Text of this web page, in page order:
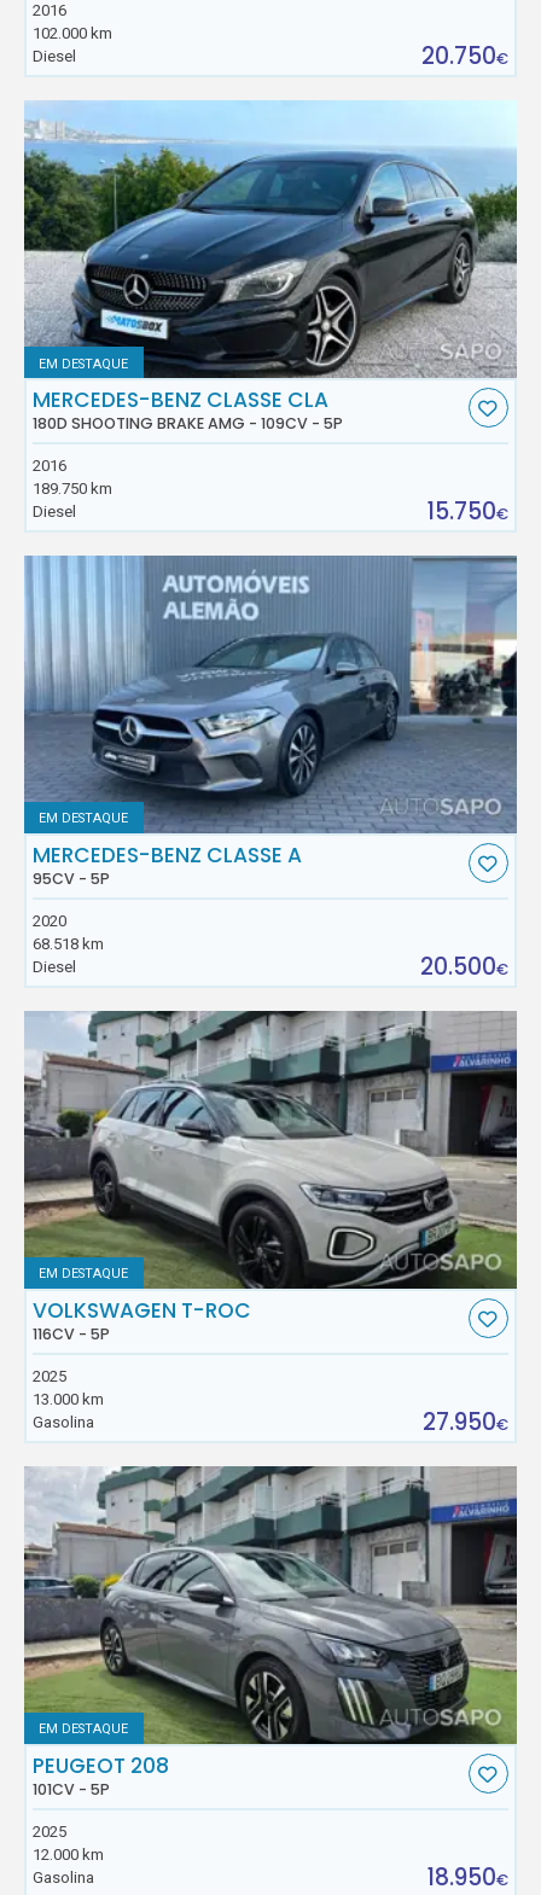
2016
102.000 km
Diesel
20.750€
EM DESTAQUE
MERCEDES-BENZ CLASSE CLA
180D SHOOTING BRAKE AMG - 109CV - 5P
2016
189.750 km
Diesel
15.750€
EM DESTAQUE
MERCEDES-BENZ CLASSE A
95CV - 5P
2020
68.518 km
Diesel
20.500€
EM DESTAQUE
VOLKSWAGEN T-ROC
116CV - 5P
2025
13.000 km
Gasolina
27.950€
EM DESTAQUE
PEUGEOT 208
101CV - 5P
2025
12.000 km
Gasolina
18.950€